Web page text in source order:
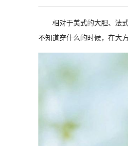
相对于美式的大胆、法
不知道穿什么的时候，在大